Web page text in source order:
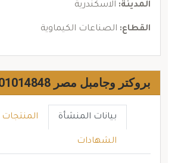
المدينة: الاسكندرية
القطاع: الصناعات الكيماوية
بروكتر وجامبل مصر 01014848
بيانات المنشأة المنتجات
الشهادات